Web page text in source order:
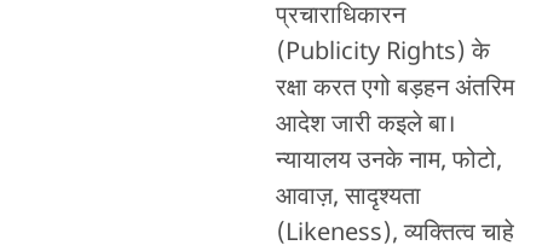
प्रचाराधिकारन
(Publicity Rights) के
रक्षा करत एगो बड़हन अंतरिम
आदेश जारी कइले बा।
न्यायालय उनके नाम, फोटो,
आवाज़, सादृश्यता
(Likeness), व्यक्तित्व चाहे